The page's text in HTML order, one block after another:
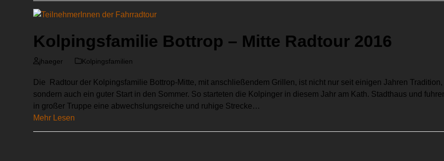
Kolpingsfamilie Bottrop – Mitte Radtour 2016
jhaeger Kolpingsfamilien
Die Radtour der Kolpingsfamilie Bottrop-Mitte, mit anschließendem Grillen, ist nicht nur seit einigen Jahren Tradition,
sondern auch ein guter Start in den Sommer. So starteten die Kolpinger in diesem Jahr am Kath. Stadthaus und
in großer Truppe eine abwechslungsreiche und ruhige Strecke…
Mehr Lesen